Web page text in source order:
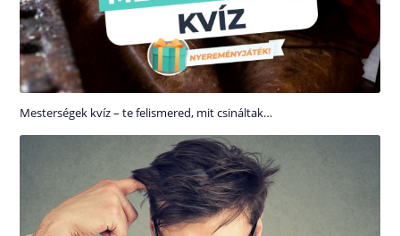
Mesterségek kvíz – te felismered, mit csináltak…